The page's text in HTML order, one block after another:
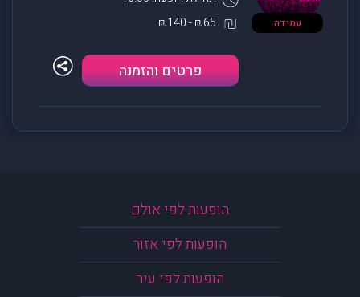
עמידה ₪65 - ₪140
פרטים והזמנה
הופעות לפי אולם
הופעות לפי אזור
הופעות לפי עיר